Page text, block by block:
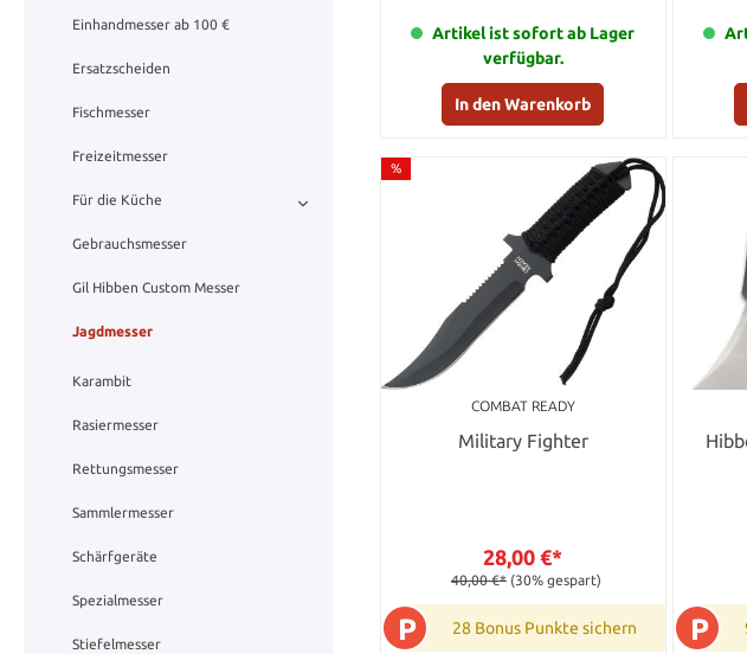
Einhandmesser ab 100 €
Ersatzscheiden
Fischmesser
Freizeitmesser
Für die Küche
Gebrauchsmesser
Gil Hibben Custom Messer
Jagdmesser
Karambit
Rasiermesser
Rettungsmesser
Sammlermesser
Schärfgeräte
Spezialmesser
Stiefelmesser
Artikel ist sofort ab Lager
verfügbar.
In den Warenkorb
%
COMBAT READY
Military Fighter
28,00 €*
40,00 €* (30% gespart)
P 28 Bonus Punkte sichern P